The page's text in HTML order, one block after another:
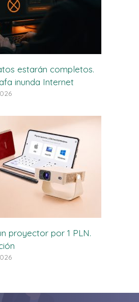
estarán completos.
inunda Internet
proyector por 1 PLN.